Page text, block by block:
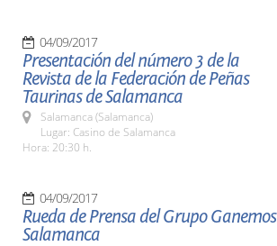
04/09/2017
Presentación del número 3 de la
Revista de la Federación de Peñas
Taurinas de Salamanca
Salamanca (Salamanca)
Lugar: Casino de Salamanca
Hora: 20:30 h.
04/09/2017
Rueda de Prensa del Grupo Ganemos
Salamanca